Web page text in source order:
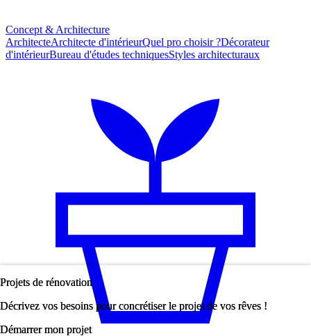
Concept & Architecture
ArchitecteArchitecte d'intérieurQuel pro choisir ?Décorateur
d'intérieurBureau d'études techniquesStyles architecturaux
Projets de rénovation
Décrivez vos besoins pour concrétiser le projet de vos rêves !
Démarrer mon projet
Projets de rénovation
Décrivez vos besoins pour concrétiser le projet de vos rêves !
Démarrer mon projet